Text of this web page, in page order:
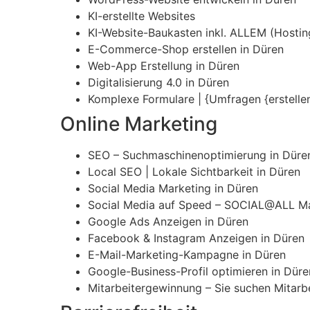
KI-erstellte Websites
KI-Website-Baukasten inkl. ALLEM
E-Commerce-Shop erstellen in Düren
Web-App Erstellung in Düren
Digitalisierung 4.0 in Düren
Komplexe Formulare | {Umfragen
Online Marketing
SEO – Suchmaschinenoptimierung in
Local SEO | Lokale Sichtbarkeit in Düren
Social Media Marketing in Düren
Social Media auf Speed – SOCIAL@ALL
Google Ads Anzeigen in Düren
Facebook & Instagram Anzeigen in Düren
E-Mail-Marketing-Kampagne in Düren
Google-Business-Profil optimieren in
Mitarbeitergewinnung – Sie suchen